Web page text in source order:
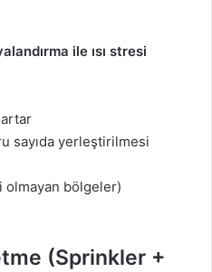
ile ısı stresi
sayıda yerleştirilmesi
olmayan bölgeler)
(Sprinkler +